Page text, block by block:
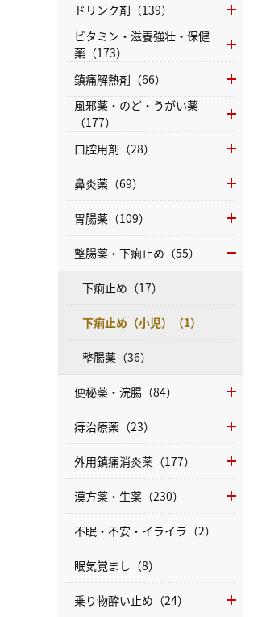
ドリンク剤（139）
ビタミン・滋養強壮・保健
薬（173）
鎮痛解熱剤（66）
風邪薬・のど・うがい薬
（177）
口腔用剤（28）
鼻炎薬（69）
胃腸薬（109）
整腸薬・下痢止め（55）
下痢止め（17）
下痢止め（小児）（1）
整腸薬（36）
便秘薬・浣腸（84）
痔治療薬（23）
外用鎮痛消炎薬（177）
漢方薬・生薬（230）
不眠・不安・イライラ（2）
眠気覚まし（8）
乗り物酔い止め（24）